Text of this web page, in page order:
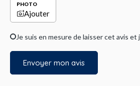
PHOTO
Ajouter
Je suis en mesure de laisser cet avis
Envoyer mon avis